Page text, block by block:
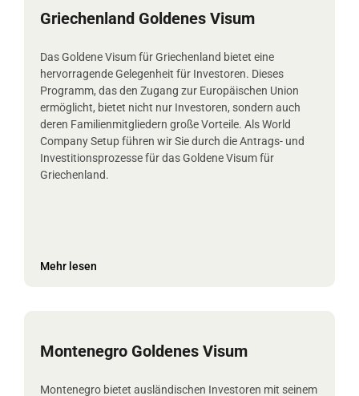
Griechenland Goldenes Visum
Das Goldene Visum für Griechenland bietet eine
hervorragende Gelegenheit für Investoren. Dieses
Programm, das den Zugang zur Europäischen Union
ermöglicht, bietet nicht nur Investoren, sondern auch
deren Familienmitgliedern große Vorteile. Als World
Company Setup führen wir Sie durch die Antrags- und
Investitionsprozesse für das Goldene Visum für
Griechenland.
Mehr lesen
Montenegro Goldenes Visum
Montenegro bietet ausländischen Investoren mit seinem